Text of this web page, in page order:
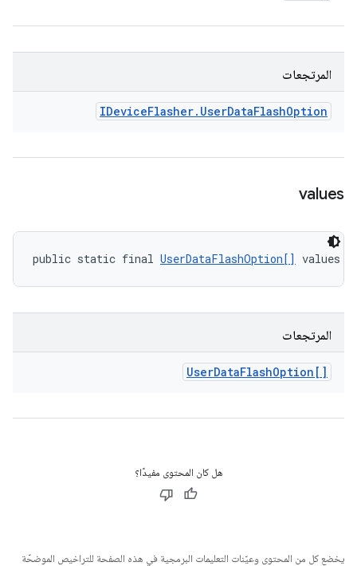
المرتجعات
IDeviceFlasher. UserDataFlashOption
values
public static final UserDataFlashOption[] values
المرتجعات
UserDataFlashOption[]
هل كان المحتوى مفيدًا؟
يخضع كل من المحتوى وعيّنات التعليمات البرمجية في هذه الصفحة للتراخيص الموضحّة